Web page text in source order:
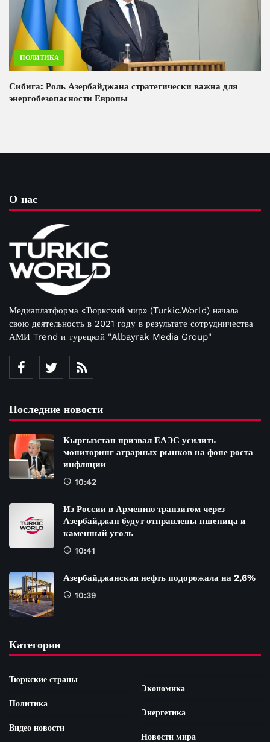
ПОЛИТИКА
Сибига: Роль Азербайджана стратегически важна для
энергобезопасности Европы
О нас
Медиаплатформа «Тюркский мир» (Turkic.World) начала
свою деятельность в 2021 году в результате сотрудничества
АМИ Trend и турецкой "Albayrak Media Group"
Последние новости
Кыргызстан призвал ЕАЭС усилить
мониторинг аграрных рынков на фоне роста
инфляции
10:42
Из России в Армению транзитом через
Азербайджан будут отправлены пшеница и
каменный уголь
10:41
Азербайджанская нефть подорожала на 2,6%
10:39
Категории
Тюркские страны
Политика
Видео новости
Экономика
Энергетика
Новости мира